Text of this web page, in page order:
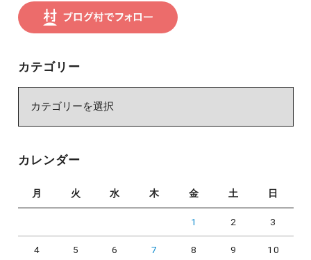
カテゴリー
ー
カレンダー
月 火 水 木 金 土 日
1 2 3
4 5 6 7 8 9 10